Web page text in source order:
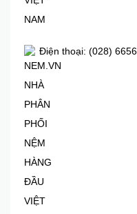
Điện thoại: (028)